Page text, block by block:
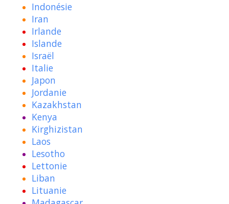
Indonésie
Iran
Irlande
Islande
Israël
Italie
Japon
Jordanie
Kazakhstan
Kenya
Kirghizistan
Laos
Lesotho
Lettonie
Liban
Lituanie